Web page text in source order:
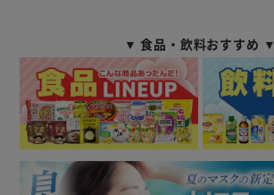
▼ 食品・飲料おすすめ ▼